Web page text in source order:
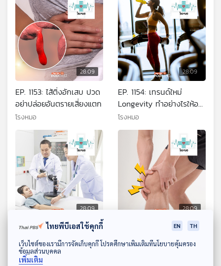
ดาวน์โหลด Thai PBS Podcast Application
28:09
EP. 1153: ไส้ติ่งอักเสบ ปวด
อย่าปล่อยอันตรายเสี่ยงแตก
โรงหมอ
28:09
EP. 1154: เทรนด์ใหม่
Longevity ทำอย่างไรให้อา
ยืนแบบสุขภาพดี ชะลอความ
เสื่อม
โรงหมอ
28:09
EP. 1155: อองโคเทอเมีย
เทคโนโลยีรักษาโรคมะเร็ง
แบบใหม่
โรงหมอ
28:09
EP. 1156: เสียงดัง
กรอบแกรบตามร่างกาย
สัญญาณอันตรายหรือเรื่อง
ไทยพีบีเอสใช้คุกกี้ EN TH
เว็บไซต์ของเรามีการจัดเก็บคุกกี้ โปรดศึกษาเพิ่มเติมที่นโยบายคุ้มครอง
ข้อมูลส่วนบุคคล
เพิ่มเติม